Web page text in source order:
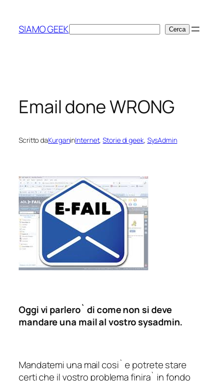
contenuto
SIAMO GEEKCerca Cerca
Email done WRONG
Scritto daKurganinInternet, Storie di geek, SysAdmin
Oggi vi parlero` di come non si deve
mandare una mail al vostro sysadmin.
Mandatemi una mail cosi` e potrete stare
certi che il vostro problema finira` in fondo